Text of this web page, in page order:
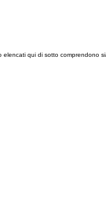
qui di sotto comprendono